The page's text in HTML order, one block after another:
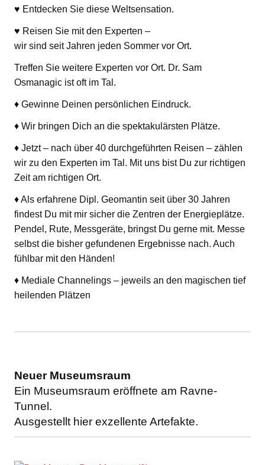
♥ Entdecken Sie diese Weltsensation.
♥ Reisen Sie mit den Experten –
wir sind seit Jahren jeden Sommer vor Ort.
Treffen Sie weitere Experten vor Ort. Dr. Sam
Osmanagic ist oft im Tal.
♦ Gewinne Deinen persönlichen Eindruck.
♦ Wir bringen Dich an die spektakulärsten Plätze.
♦ Jetzt – nach über 40 durchgeführten Reisen – zählen
wir zu den Experten im Tal. Mit uns bist Du zur richtigen
Zeit am richtigen Ort.
♦ Als erfahrene Dipl. Geomantin seit über 30 Jahren
findest Du mit mir sicher die Zentren der Energieplätze.
Pendel, Rute, Messgeräte, bringst Du gerne mit. Messe
selbst die bisher gefundenen Ergebnisse nach. Auch
fühlbar mit den Händen!
♦ Mediale Channelings – jeweils an den magischen tief
heilenden Plätzen
Neuer Museumsraum
Ein Museumsraum eröffnete am Ravne-
Tunnel.
Ausgestellt hier exzellente Artefakte.